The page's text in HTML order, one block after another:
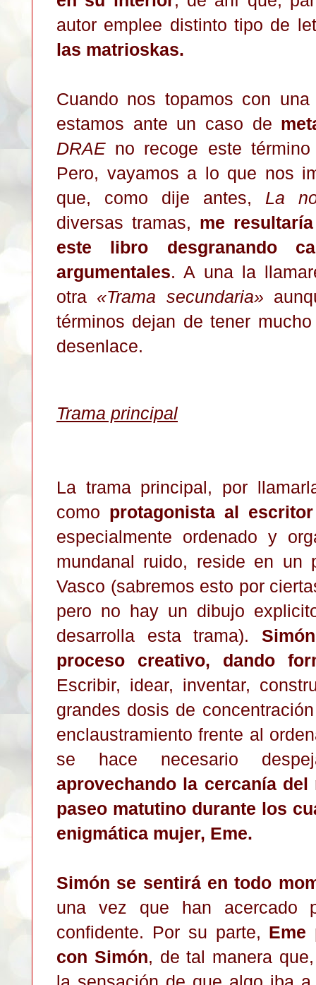
autor emplee distinto tipo de
las matrioskas.
Cuando nos topamos con
estamos ante un caso de
DRAE no recoge este
Pero, vayamos a lo que nos
que, como dije antes, La
diversas tramas, me
este libro desgranando
argumentales. A una la
otra «Trama secundaria»
términos dejan de tener
desenlace.
Trama principal
La trama principal, por
como protagonista al
especialmente ordenado y
mundanal ruido, reside en
Vasco (sabremos esto por
pero no hay un dibujo
desarrolla esta trama).
proceso creativo, dando
Escribir, idear, inventar,
grandes dosis de
enclaustramiento frente al
se hace necesario
aprovechando la cercanía
paseo matutino durante los
enigmática mujer, Eme.
Simón se sentirá en todo
una vez que han acercado
confidente. Por su parte, Eme
con Simón, de tal manera